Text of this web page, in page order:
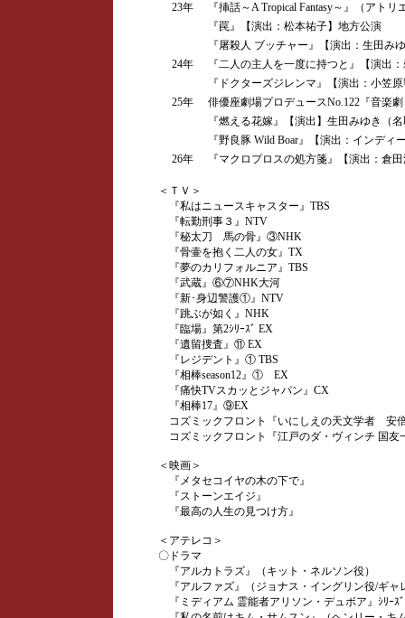
23年
『挿話～A Tropical Fantasy～』（アトリ
『罠』【演出：松本祐子】地方公演
『屠殺人 ブッチャー』【演出：生田み
24年
『二人の主人を一度に持つと』【演出
『ドクターズジレンマ』【演出：小笠
25年
俳優座劇場プロデュースNo.122『音楽
『燃える花嫁』【演出】生田みゆき（
『野良豚 Wild Boar』【演出：インディ
26年
『マクロプロスの処方箋』【演出：倉
＜ＴＶ＞
『私はニュースキャスター』TBS
『転勤刑事３』NTV
『秘太刀 馬の骨』③NHK
『骨壷を抱く二人の女』TX
『夢のカリフォルニア』TBS
『武蔵』⑥⑦NHK大河
『新･身辺警護①』NTV
『跳ぶが如く』NHK
『臨場』第2ｼﾘｰｽﾞ EX
『遺留捜査』⑪ EX
『レジデント』① TBS
『相棒season12』① EX
『痛快TVスカッとジャパン』CX
『相棒17』⑨EX
コズミックフロント『いにしえの天文学者 安
コズミックフロント『江戸のダ・ヴィンチ 国友
＜映画＞
『メタセコイヤの木の下で』
『ストーンエイジ』
『最高の人生の見つけ方』
＜アテレコ＞
〇ドラマ
『アルカトラズ』（キット・ネルソン役）
『アルファズ』（ジョナス・イングリン役/ギャ
『ミディアム 霊能者アリソン・デュボア』ｼﾘｰｽ